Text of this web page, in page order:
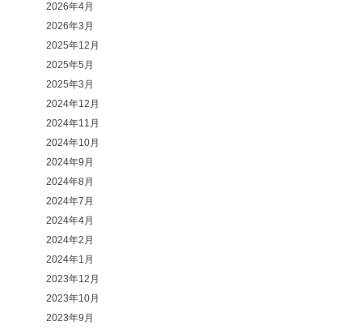
2026年4月
2026年3月
2025年12月
2025年5月
2025年3月
2024年12月
2024年11月
2024年10月
2024年9月
2024年8月
2024年7月
2024年4月
2024年2月
2024年1月
2023年12月
2023年10月
2023年9月